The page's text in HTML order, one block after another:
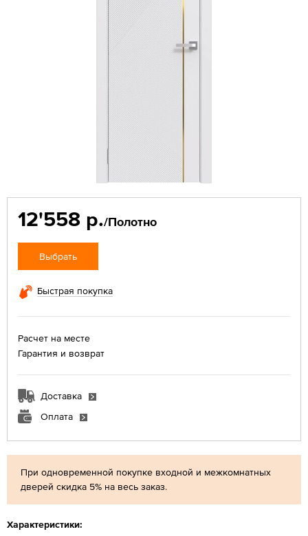
При одновременной покупке входной и межкомнатных
дверей скидка 5% на весь заказ.
Характеристики:
12'558 р./Полотно
Выбрать
Быстрая покупка
Расчет на месте
Гарантия и возврат
Доставка
Оплата